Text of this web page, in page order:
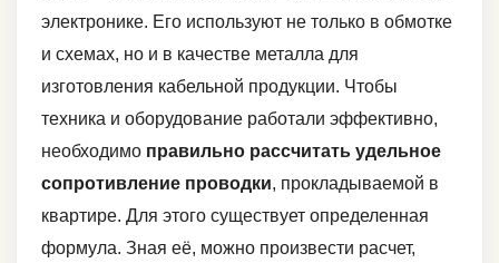
электронике. Его используют не только в обмотке
и схемах, но и в качестве металла для
изготовления кабельной продукции. Чтобы
техника и оборудование работали эффективно,
необходимо правильно рассчитать удельное
сопротивление проводки, прокладываемой в
квартире. Для этого существует определенная
формула. Зная её, можно произвести расчет,